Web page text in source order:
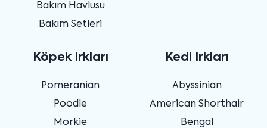
Bakım Havlusu
Bakım Setleri
Köpek Irkları
Pomeranian
Poodle
Morkie
Kedi Irkları
Abyssinian
American Shorthair
Bengal